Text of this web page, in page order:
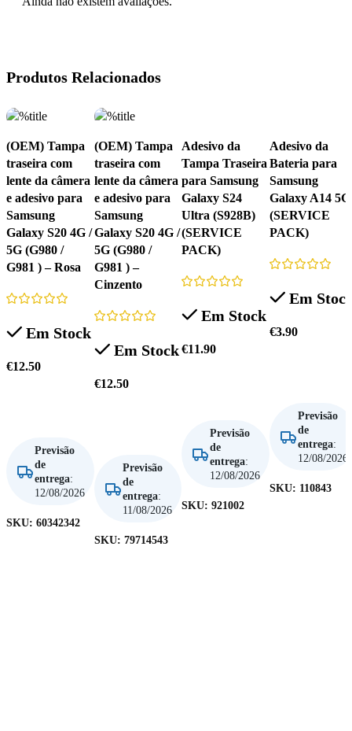
Produtos Relacionados
(OEM) Tampa
traseira com
lente da câmera
e adesivo para
Samsung
Galaxy S20 4G /
5G (G980 /
G981 ) – Rosa
Em Stock
€12.50
Previsão
de
entrega:
12/08/2026
SKU: 60342342
(OEM) Tampa
traseira com
lente da câmera
e adesivo para
Samsung
Galaxy S20 4G /
5G (G980 /
G981 ) –
Cinzento
Em Stock
€12.50
Previsão
de
entrega:
11/08/2026
SKU: 79714543
Adesivo da
Tampa Traseira
para Samsung
Galaxy S24
Ultra (S928B)
(SERVICE
PACK)
Em Stock
€11.90
Previsão
de
entrega:
12/08/2026
SKU: 921002
Adesivo da
Bateria para
Samsung
Galaxy A14 5G
(SERVICE
PACK)
Em
€3.90
Previsão
de
entrega:
12/08/2026
SKU: 110843